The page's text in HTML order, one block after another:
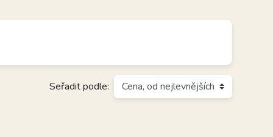
Seřadit podle: